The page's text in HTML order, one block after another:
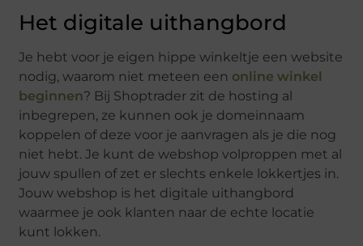
Het digitale uithangbord
Je hebt voor je eigen hippe winkeltje een website
nodig, waarom niet meteen een online winkel
beginnen? Bij Shoptrader zit de hosting al
inbegrepen, ze kunnen ook je domeinnaam
koppelen of deze voor je aanvragen als je die nog
niet hebt. Je kunt de webshop volproppen met al
jouw spullen of zet er slechts enkele lokkertjes in.
Jouw webshop is het digitale uithangbord
waarmee je ook klanten naar de echte locatie
kunt lokken.